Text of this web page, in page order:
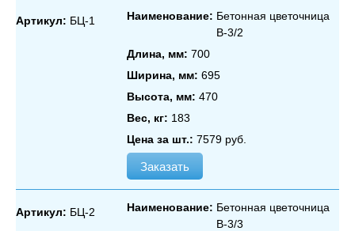
Артикул: БЦ-1 Наименование: Бетонная цветочница
В‑3/2
Длина, мм: 700
Ширина, мм: 695
Высота, мм: 470
Вес, кг: 183
Цена за шт.: 7579 руб.
Заказать
Артикул: БЦ-2 Наименование: Бетонная цветочница
В‑3/3